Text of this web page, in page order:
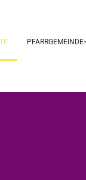
PFARRGEMEINDE